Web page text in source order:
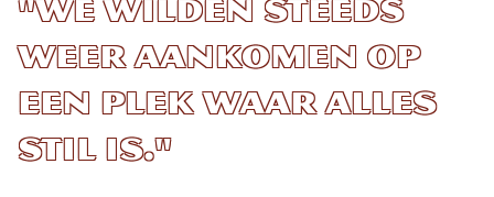
"We wilden steeds
weer aankomen op
een plek waar alles
stil is."